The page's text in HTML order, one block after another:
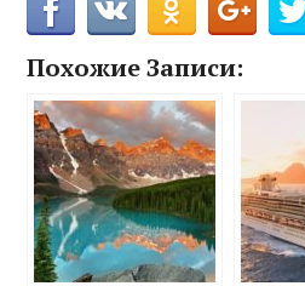
Похожие Записи: